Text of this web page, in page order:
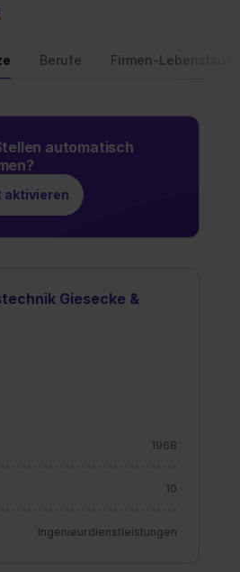
Berufe Firmen-Lebenslauf
automatisch
aktivieren
Giesecke &
1968
10
Ingenieurdienstleistungen